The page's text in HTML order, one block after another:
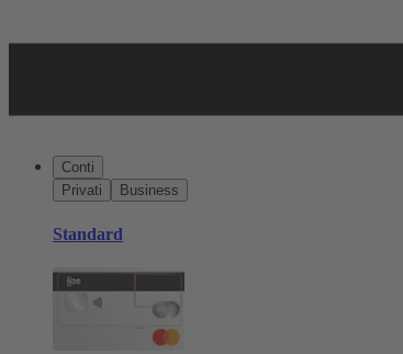
Conti
Privati
Business
Standard